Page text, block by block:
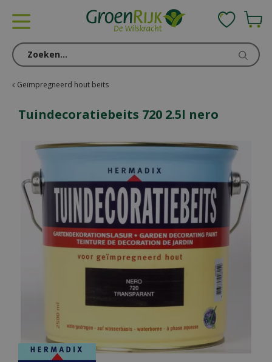
Geïmpregneerd hout beits
Tuindecoratiebeits 720 2.5l nero